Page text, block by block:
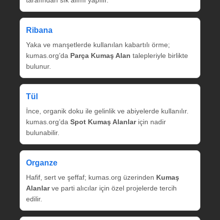
Ribana
Yaka ve manşetlerde kullanılan kabartılı örme;
kumas.org’da Parça Kumaş Alan talepleriyle birlikte
bulunur.
Tül
İnce, organik doku ile gelinlik ve abiyelerde kullanılır.
kumas.org’da Spot Kumaş Alanlariçin nadir
bulunabilir.
Organze
Hafif, sert ve şeffaf; kumas.org üzerinden Kumaş
Alanlarve parti alıcılar için özel projelerde tercih
edilir.